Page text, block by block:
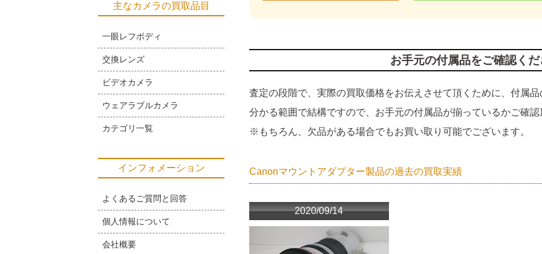
お手元の付属品をご確認くだ
査定の段階で、実際の買取価格をお伝えさせて頂くために、付属品
分かる範囲で結構ですので、お手元の付属品が揃っているかご確認
※もちろん、欠品がある場合でもお買い取り可能でございます。
Canonマウントアダプター製品の過去の買取実績
2020/09/14
主なカメラの買取品目
一眼レフボディ
交換レンズ
ビデオカメラ
ウェアラブルカメラ
カテゴリ一覧
インフォメーション
よくあるご質問と回答
個人情報について
会社概要